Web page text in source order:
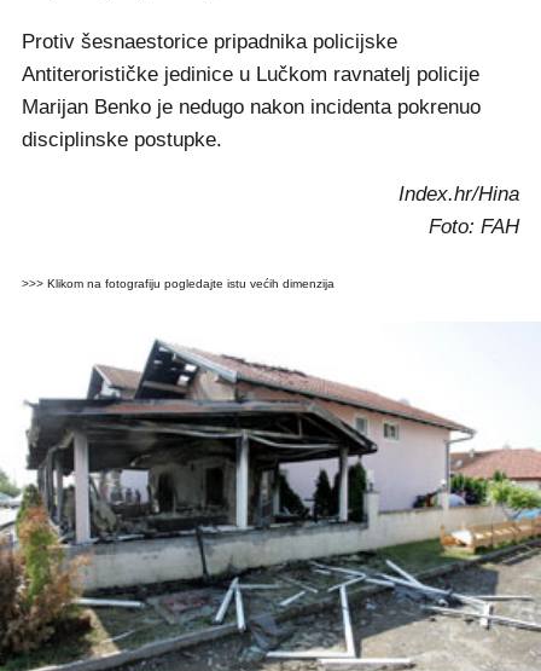
Protiv šesnaestorice pripadnika policijske
Antiterorističke jedinice u Lučkom ravnatelj policije
Marijan Benko je nedugo nakon incidenta pokrenuo
disciplinske postupke.
Index.hr/Hina
Foto: FAH
>>> Klikom na fotografiju pogledajte istu većih dimenzija